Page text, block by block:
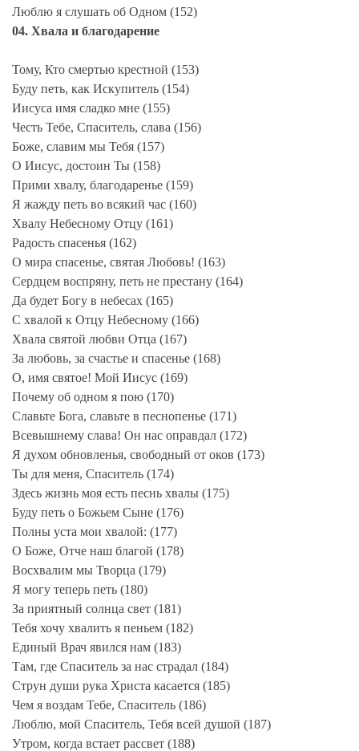
Люблю я слушать об Одном (152)
04. Хвала и благодарение
Тому, Кто смертью крестной (153)
Буду петь, как Искупитель (154)
Иисуса имя сладко мне (155)
Честь Тебе, Спаситель, слава (156)
Боже, славим мы Тебя (157)
О Иисус, достоин Ты (158)
Прими хвалу, благодаренье (159)
Я жажду петь во всякий час (160)
Хвалу Небесному Отцу (161)
Радость спасенья (162)
О мира спасенье, святая Любовь! (163)
Сердцем воспряну, петь не престану (164)
Да будет Богу в небесах (165)
С хвалой к Отцу Небесному (166)
Хвала святой любви Отца (167)
За любовь, за счастье и спасенье (168)
О, имя святое! Мой Иисус (169)
Почему об одном я пою (170)
Славьте Бога, славьте в песнопенье (171)
Всевышнему слава! Он нас оправдал (172)
Я духом обновленья, свободный от оков (173)
Ты для меня, Спаситель (174)
Здесь жизнь моя есть песнь хвалы (175)
Буду петь о Божьем Сыне (176)
Полны уста мои хвалой: (177)
О Боже, Отче наш благой (178)
Восхвалим мы Творца (179)
Я могу теперь петь (180)
За приятный солнца свет (181)
Тебя хочу хвалить я пеньем (182)
Единый Врач явился нам (183)
Там, где Спаситель за нас страдал (184)
Струн души рука Христа касается (185)
Чем я воздам Тебе, Спаситель (186)
Люблю, мой Спаситель, Тебя всей душой (187)
Утром, когда встает рассвет (188)